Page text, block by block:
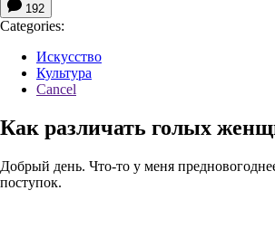
192
Categories:
Искусство
Культура
Cancel
Как различать голых
Добрый день. Что-то у меня
поступок.